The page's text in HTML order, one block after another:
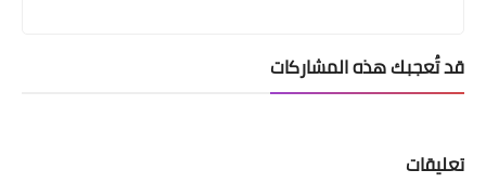
قد تُعجبك هذه المشاركات
تعليقات